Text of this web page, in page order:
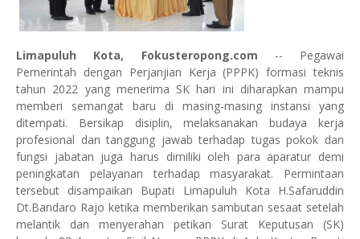
Limapuluh Kota, Fokusteropong.com -- Pegawai
Pemerintah dengan Perjanjian Kerja (PPPK) formasi teknis
tahun 2022 yang menerima SK hari ini diharapkan mampu
memberi semangat baru di masing-masing instansi yang
ditempati. Bersikap disiplin, melaksanakan budaya kerja
profesional dan tanggung jawab terhadap tugas pokok dan
fungsi jabatan juga harus dimiliki oleh para aparatur demi
peningkatan pelayanan terhadap masyarakat. Permintaan
tersebut disampaikan Bupati Limapuluh Kota H.Safaruddin
Dt.Bandaro Rajo ketika memberikan sambutan sesaat setelah
melantik dan menyerahan petikan Surat Keputusan (SK)